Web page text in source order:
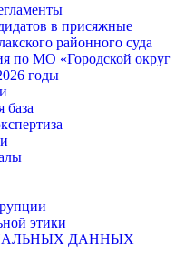
в присяжные
районного суда
по МО «Городской округ
годы
база
этики
ДАННЫХ